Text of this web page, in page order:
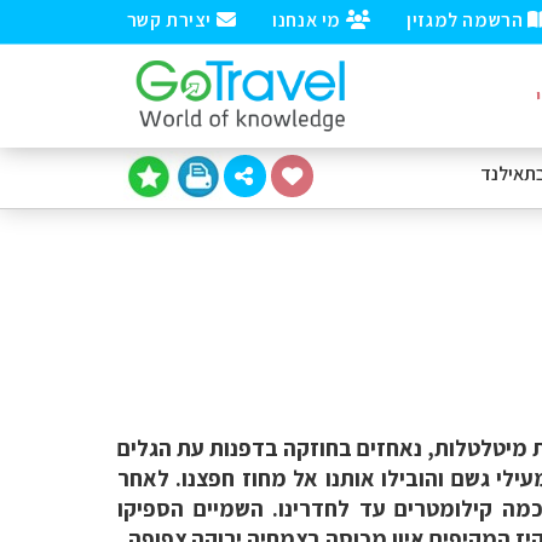
יצירת קשר מי אנחנו הרשמה למגזין
תוך מפרץ פאנג-נגה. כ-20 בני משפחה בשתי סירות מיטלטלות, נאחזים בחוזקה בדפנות עת הגלים
גשם והובילו אותנו אל מחוז חפצנו. לאחר
קילומטרים עד לחדרינו. השמיים הספיקו